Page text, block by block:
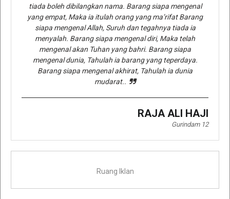
tiada boleh dibilangkan nama. Barang siapa mengenal
yang empat, Maka ia itulah orang yang ma’rifat Barang
siapa mengenal Allah, Suruh dan tegahnya tiada ia
menyalah. Barang siapa mengenal diri, Maka telah
mengenal akan Tuhan yang bahri. Barang siapa
mengenal dunia, Tahulah ia barang yang teperdaya.
Barang siapa mengenal akhirat, Tahulah ia dunia
mudarat..
RAJA ALI HAJI
Gurindam 12
Ruang Iklan